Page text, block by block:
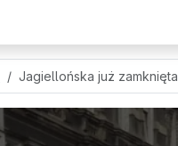
Jagiellońska już zamknięta